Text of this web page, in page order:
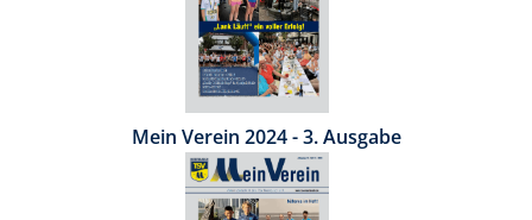
Mein Verein 2024 - 3. Ausgabe